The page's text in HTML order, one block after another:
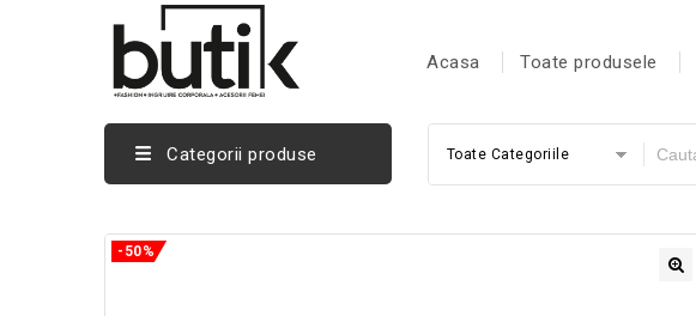
Acasa Toate produsele
Categorii produse Toate Categoriile
-50%